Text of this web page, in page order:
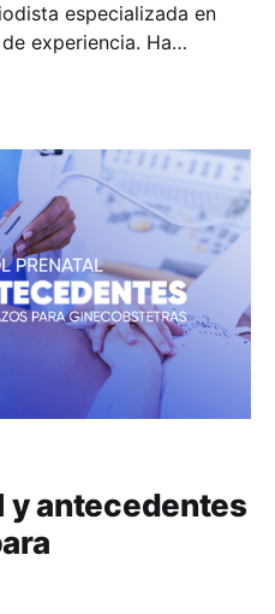
especializada en
experiencia. Ha
de artículos
CIE-10
y antecedentes